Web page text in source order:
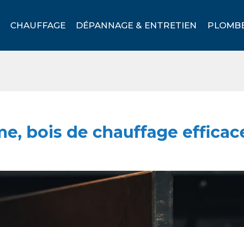
CHAUFFAGE DÉPANNAGE & ENTRETIEN
bois de chauffage